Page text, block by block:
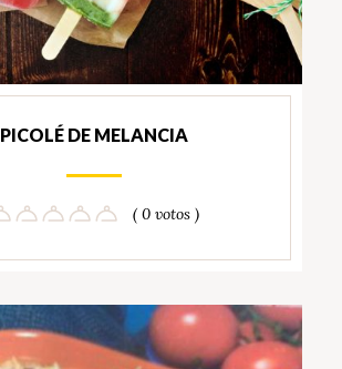
PICOLÉ DE MELANCIA
( 0 votos )